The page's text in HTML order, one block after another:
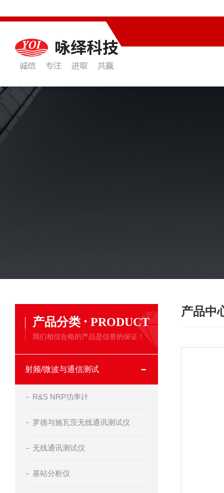
产品分类 · PRODUCT
我们相信合格的产品是信誉的保证！
射频/微波与通信测试
R&S NRP功率计
罗德与施瓦茨无线通讯测试仪
无线通讯测试仪
基站分析仪
产品中